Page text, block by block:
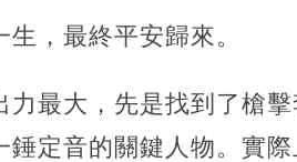
，最終平安歸來。
最大，先是找到了槍
定音的關鍵人物。實